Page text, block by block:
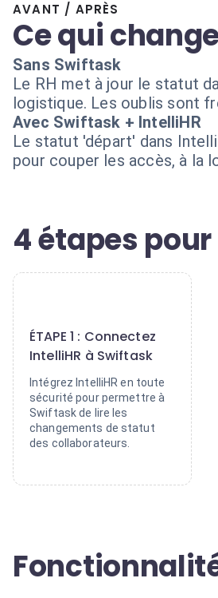
AVANT / APRÈS
Ce qui
Sans Swiftask
Le RH met à jour le statut
logistique. Les oublis sont
Avec Swiftask + IntelliHR
Le statut 'départ' dans
pour couper les accès, à la
4 étapes
ÉTAPE 1 : Connectez
IntelliHR à Swiftask
Intégrez IntelliHR en toute
sécurité pour permettre à
Swiftask de lire les
changements de statut
des collaborateurs.